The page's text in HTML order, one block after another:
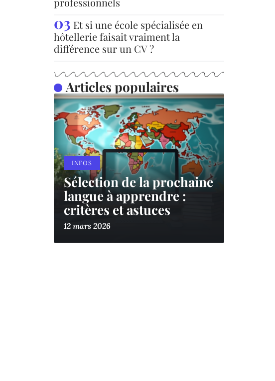
Et si une école spécialisée en
hôtellerie faisait vraiment la
différence sur un CV ?
Articles populaires
INFOS
Sélection de la prochaine
langue à apprendre :
critères et astuces
12 mars 2026